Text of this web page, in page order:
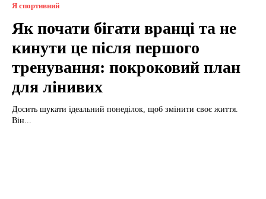
Я спортивний
Як почати бігати вранці та не
кинути це після першого
тренування: покроковий план
для лінивих
Досить шукати ідеальний понеділок, щоб змінити своє життя.
Він...